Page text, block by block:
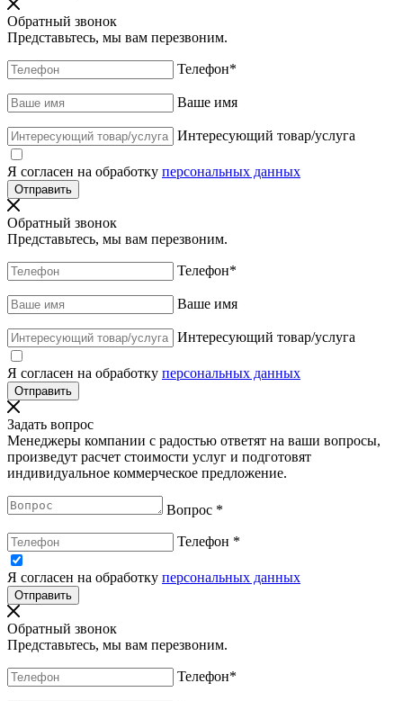
Обратный звонок
Представьтесь, мы вам перезвоним.
Телефон*
Ваше имя
Интересующий товар/услуга
Я согласен на обработку персональных данных
Обратный звонок
Представьтесь, мы вам перезвоним.
Телефон*
Ваше имя
Интересующий товар/услуга
Я согласен на обработку персональных данных
Задать вопрос
Менеджеры компании с радостью ответят на ваши вопросы,
произведут расчет стоимости услуг и подготовят
индивидуальное коммерческое предложение.
Вопрос *
Телефон *
Я согласен на обработку персональных данных
Обратный звонок
Представьтесь, мы вам перезвоним.
Телефон*